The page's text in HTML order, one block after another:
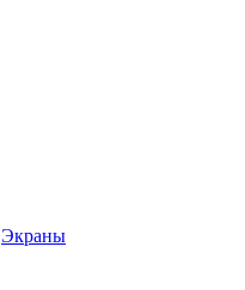
Экраны